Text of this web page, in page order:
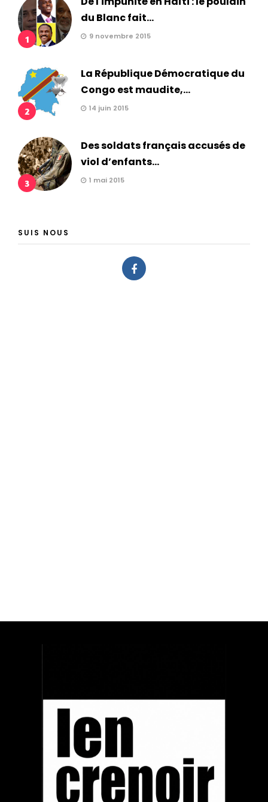
1
du Blanc fait...
9 novembre 2015
2
La République Démocratique du
Congo est maudite,...
14 juin 2015
3
Des soldats français accusés de
viol d’enfants...
1 mai 2015
SUIS NOUS